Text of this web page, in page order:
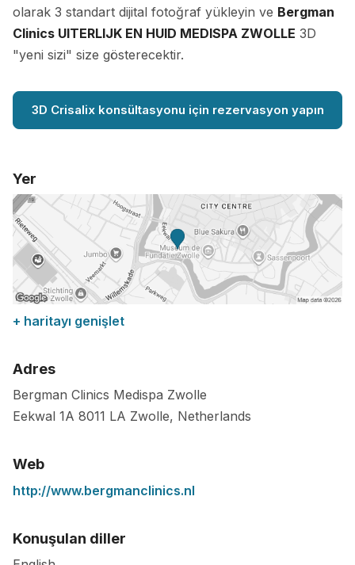
olarak 3 standart dijital fotoğraf yükleyin ve Bergman
Clinics UITERLIJK EN HUID MEDISPA ZWOLLE 3D
"yeni sizi" size gösterecektir.
3D Crisalix konsültasyonu için rezervasyon yapın
Yer
+ haritayı genişlet
Adres
Bergman Clinics Medispa Zwolle
Eekwal 1A 8011 LA Zwolle, Netherlands
Web
http://www.bergmanclinics.nl
Konuşulan diller